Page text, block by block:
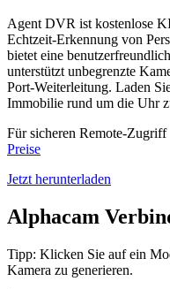
Agent DVR ist kostenlose
Echtzeit-Erkennung von
bietet eine
unterstützt unbegrenzte
Port-Weiterleitung. Laden
Immobilie rund um die Uhr
Für sicheren Remote-
Preise
Jetzt herunterladen
Alphacam
Tipp: Klicken Sie auf ein
Kamera zu generieren.